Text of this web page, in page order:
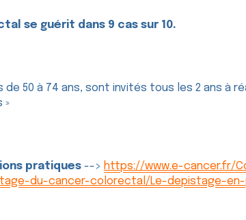
se guérit dans 9 cas sur 10.
de 50 à 74 ans, sont invités tous les 2 ans à
»
pratiques --> https://www.e-cancer.fr/
du-cancer-colorectal/Le-depistage-